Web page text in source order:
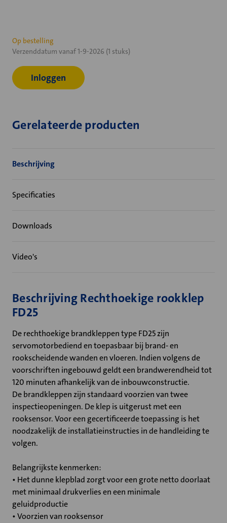
Huidige
voorraad:
Op bestelling
Verzenddatum vanaf 1-9-2026 (1 stuks)
Inloggen
Gerelateerde producten
Beschrijving
Specificaties
Downloads
Video's
Beschrijving Rechthoekige rookklep
FD25
De rechthoekige brandkleppen type FD25 zijn
servomotorbediend en toepasbaar bij brand- en
rookscheidende wanden en vloeren. Indien volgens de
voorschriften ingebouwd geldt een brandwerendheid tot
120 minuten afhankelijk van de inbouwconstructie.
De brandkleppen zijn standaard voorzien van twee
inspectieopeningen. De klep is uitgerust met een
rooksensor. Voor een gecertificeerde toepassing is het
noodzakelijk de installatieinstructies in de handleiding te
volgen.
Belangrijkste kenmerken:
• Het dunne klepblad zorgt voor een grote netto doorlaat
met minimaal drukverlies en een minimale
geluidproductie
• Voorzien van rooksensor